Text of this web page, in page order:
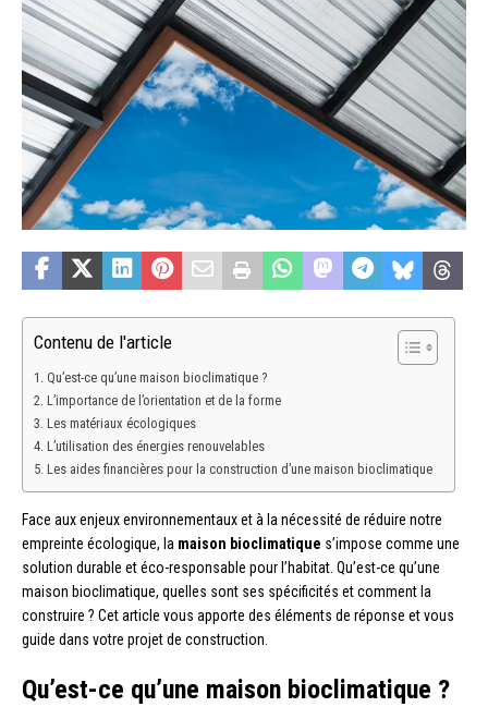
Contenu de l'article
Qu’est-ce qu’une maison bioclimatique ?
L’importance de l’orientation et de la forme
Les matériaux écologiques
L’utilisation des énergies renouvelables
Les aides financières pour la construction d’une maison bioclimatique
Face aux enjeux environnementaux et à la nécessité de réduire notre
empreinte écologique, la maison bioclimatique s’impose comme une
solution durable et éco-responsable pour l’habitat. Qu’est-ce qu’une
maison bioclimatique, quelles sont ses spécificités et comment la
construire ? Cet article vous apporte des éléments de réponse et vous
guide dans votre projet de construction.
Qu’est-ce qu’une maison bioclimatique ?